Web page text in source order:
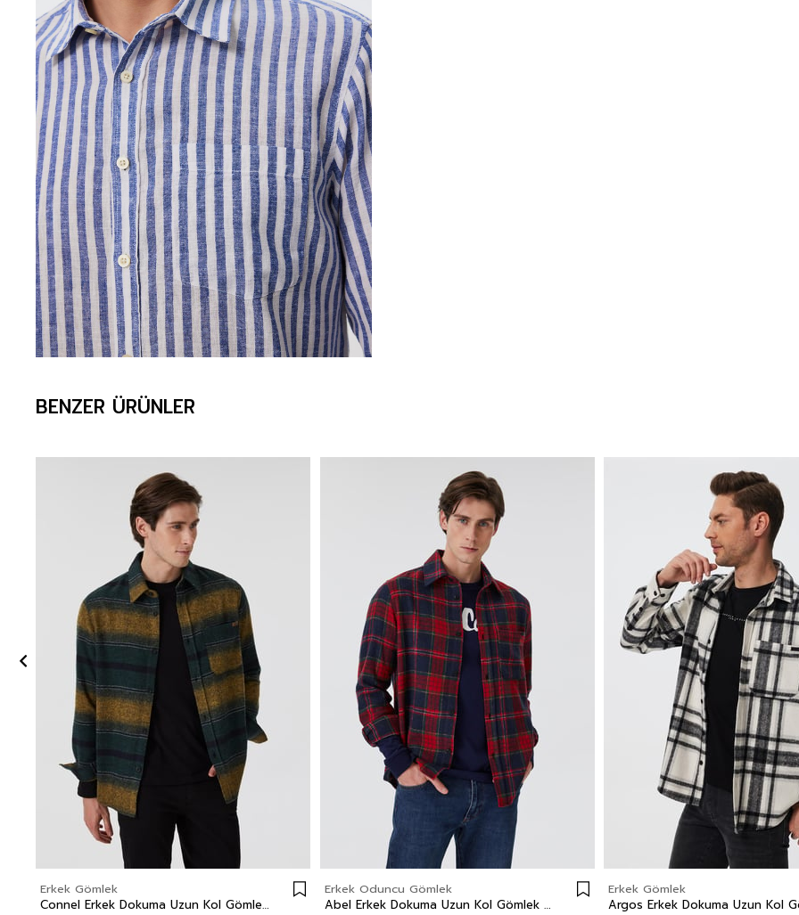
BENZER ÜRÜNLER
Erkek Gömlek
Connel Erkek Dokuma Uzun Kol Gömlek Zümrüt Yeşili
Erkek Oduncu Gömlek
Abel Erkek Dokuma Uzun Kol Gömlek Bordo
Erkek Gömlek